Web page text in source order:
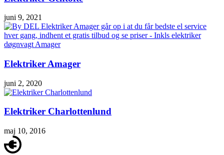
juni 9, 2021
Elektriker Amager
juni 2, 2020
Elektriker Charlottenlund
maj 10, 2016